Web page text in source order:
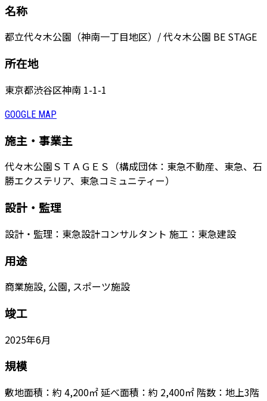
名称
都立代々木公園（神南一丁目地区）/ 代々木公園 BE STAGE
所在地
東京都渋⾕区神南 1-1-1
GOOGLE MAP
施主・事業主
代々木公園ＳＴＡＧＥＳ（構成団体：東急不動産、東急、石
勝エクステリア、東急コミュニティー）
設計・監理
設計・監理：東急設計コンサルタント 施工：東急建設
用途
商業施設, 公園, スポーツ施設
竣工
2025年6月
規模
敷地面積：約 4,200㎡ 延べ面積：約 2,400㎡ 階数：地上3階